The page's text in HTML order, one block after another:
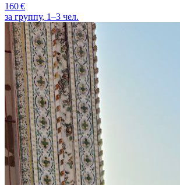
160 €
за группу, 1–3 чел.